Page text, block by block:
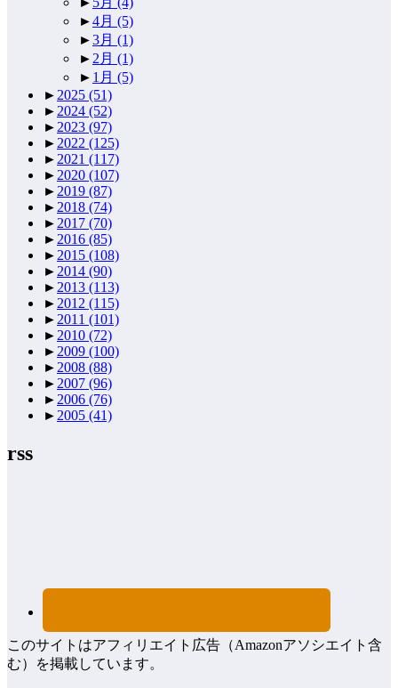
►4月 (5)
►3月 (1)
► 2月 (1)
► 1月 (5)
► 2025 (51)
► 2024 (52)
► 2023 (97)
► 2022 (125)
► 2021 (117)
► 2020 (107)
► 2019 (87)
► 2018 (74)
► 2017 (70)
► 2016 (85)
► 2015 (108)
► 2014 (90)
► 2013 (113)
► 2012 (115)
► 2011 (101)
► 2010 (72)
► 2009 (100)
► 2008 (88)
► 2007 (96)
► 2006 (76)
► 2005 (41)
rss
このサイトはアフィリエイト広告（Amazonアソシエイト含
む）を掲載しています。